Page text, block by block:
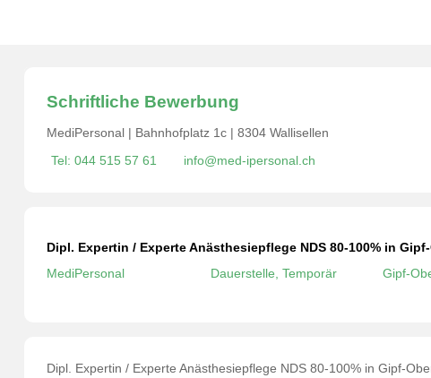
Schriftliche Bewerbung
MediPersonal | Bahnhofplatz 1c | 8304 Wallisellen
Tel: 044 515 57 61
info@med-ipersonal.ch
Dipl. Expertin / Experte Anästhesiepflege NDS 80-100% in
MediPersonal
Dauerstelle, Temporär Gipf-
Dipl. Expertin / Experte Anästhesiepflege NDS 80-100% in Gipf-